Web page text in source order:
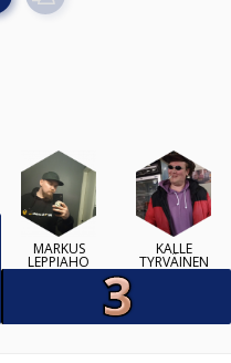
MARKUS
LEPPIAHO
KALLE
TYRVÄINEN